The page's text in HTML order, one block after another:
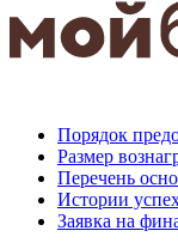
Порядок
Размер
Перечень
Истории
Заявка на